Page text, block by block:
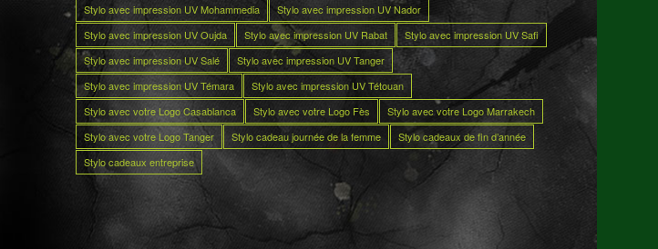
Stylo avec impression UV Mohammedia
Stylo avec impression UV Nador
Stylo avec impression UV Oujda
Stylo avec impression UV Rabat
Stylo avec impression UV Safi
Stylo avec impression UV Salé
Stylo avec impression UV Tanger
Stylo avec impression UV Témara
Stylo avec impression UV Tétouan
Stylo avec votre Logo Casablanca
Stylo avec votre Logo Fès
Stylo avec votre Logo Marrakech
Stylo avec votre Logo Tanger
Stylo cadeau journée de la femme
Stylo cadeaux de fin d’année
Stylo cadeaux entreprise